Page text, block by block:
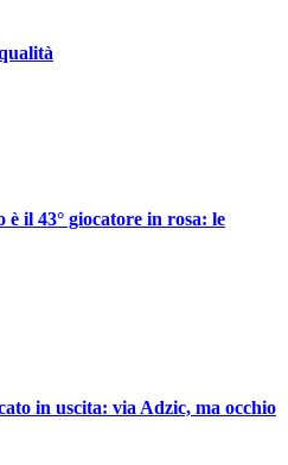
è il 43° giocatore in rosa: le
in uscita: via Adzic, ma occhio